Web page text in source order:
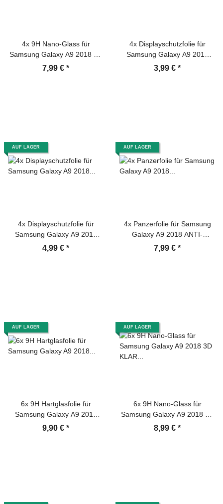
4x 9H Nano-Glass für
Samsung Galaxy A9 2018 3D
KLAR Anti-Shock Anti-Bruch
7,99 € *
4x Displayschutzfolie für
Samsung Galaxy A9 2018
Schutzfolie ANTI-REFLEX
3,99 € *
AUF LAGER
4x Displayschutzfolie für
Samsung Galaxy A9 2018
Schutzfolie Folie HD KLAR
4,99 € *
AUF LAGER
4x Panzerfolie für Samsung
Galaxy A9 2018 ANTI-
SCHOCK Displayschutzfolie
7,99 € *
AUF LAGER
6x 9H Hartglasfolie für
Samsung Galaxy A9 2018
Panzerfolie Displayschutzfolie
9,90 € *
AUF LAGER
6x 9H Nano-Glass für
Samsung Galaxy A9 2018 3D
KLAR Anti-Shock Anti-Bruch
8,99 € *